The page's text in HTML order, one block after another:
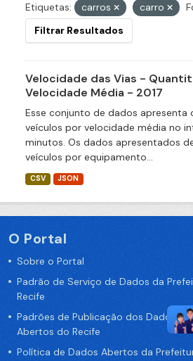
Etiquetas: carros carro
Filtrar Resultados
Velocidade das Vias -
Velocidade Média - 2017
Esse conjunto de dados apresenta
veículos por velocidade média no
minutos. Os dados apresentados
veículos por equipamento...
CSV JSON
O Portal
Sobre o Portal
Padrão de Serviço de Dados da
Recife
Padrões de Publicação dos Dados no
Abertos do Recife
Política de Dados Abertos da